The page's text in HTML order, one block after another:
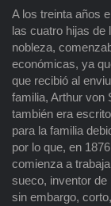
A los treinta años
las cuatro hijas de
nobleza,
económicas, ya
que recibió al
familia, Arthur von
también era
para la familia
por lo que, en
comienza a
sueco, inventor de
sin embargo,